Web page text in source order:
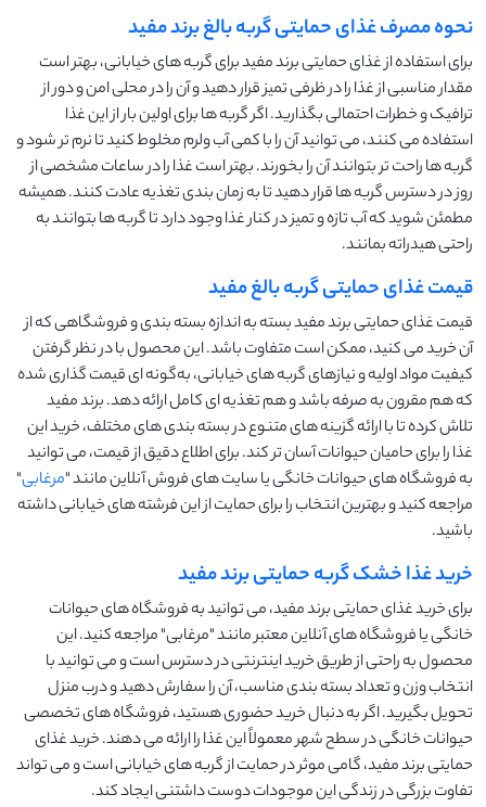
نحوه مصرف غذای حمایتی گربه بالغ برند مفید
برای استفاده از غذای حمایتی برند مفید برای گربه ‌های خیابانی، بهتر است
مقدار مناسبی از غذا را در ظرفی تمیز قرار دهید و آن را در محلی امن و دور از
ترافیک و خطرات احتمالی بگذارید. اگر گربه‌ ها برای اولین بار از این غذا
استفاده می ‌کنند، می ‌توانید آن را با کمی آب ولرم مخلوط کنید تا نرم ‌تر شود و
گربه‌ ها راحت ‌تر بتوانند آن را بخورند. بهتر است غذا را در ساعات مشخصی از
روز در دسترس گربه‌ ها قرار دهید تا به زمان ‌بندی تغذیه عادت کنند. همیشه
مطمئن شوید که آب تازه و تمیز در کنار غذا وجود دارد تا گربه‌ ها بتوانند به
راحتی هیدراته بمانند.
قیمت غذای حمایتی گربه بالغ مفید
قیمت غذای حمایتی برند مفید بسته به اندازه بسته ‌بندی و فروشگاهی که از
آن خرید می ‌کنید، ممکن است متفاوت باشد. این محصول با در نظر گرفتن
کیفیت مواد اولیه و نیازهای گربه‌ های خیابانی، به‌گونه‌ ای قیمت ‌گذاری شده
که هم مقرون ‌به‌ صرفه باشد و هم تغذیه‌ ای کامل ارائه دهد. برند مفید
تلاش کرده تا با ارائه گزینه ‌های متنوع در بسته‌ بندی‌ های مختلف، خرید این
غذا را برای حامیان حیوانات آسان ‌تر کند. برای اطلاع دقیق از قیمت، می ‌توانید
به فروشگاه ‌های حیوانات خانگی یا سایت ‌های فروش آنلاین مانند "مرغابی"
مراجعه کنید و بهترین انتخاب را برای حمایت از این فرشته‌ های خیابانی داشته
باشید.
خرید غذا خشک گربه حمایتی برند مفید
برای خرید غذای حمایتی برند مفید، می‌ توانید به فروشگاه ‌های حیوانات
خانگی یا فروشگاه‌ های آنلاین معتبر مانند "مرغابی" مراجعه کنید. این
محصول به ‌راحتی از طریق خرید اینترنتی در دسترس است و می ‌توانید با
انتخاب وزن و تعداد بسته‌ بندی مناسب، آن را سفارش دهید و درب منزل
تحویل بگیرید. اگر به دنبال خرید حضوری هستید، فروشگاه ‌های تخصصی
حیوانات خانگی در سطح شهر معمولاً این غذا را ارائه می‌ دهند. خرید غذای
حمایتی برند مفید، گامی موثر در حمایت از گربه‌ های خیابانی است و می ‌تواند
تفاوت بزرگی در زندگی این موجودات دوست ‌داشتنی ایجاد کند.